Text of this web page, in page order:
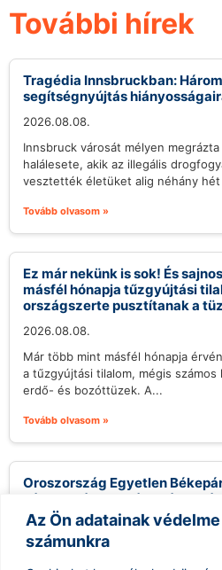
Az Ön adatainak
számunkra
További hírek
Tragédia Innsbruckban:
segítségnyújtás
2026.08.08.
Innsbruck városát mélyen
halálesete, akik az illegális
vesztették életüket alig néhány
Tovább olvasom »
Ez már nekünk is sok! És
másfél hónapja tűzgyújtási
országszerte pusztítanak a
2026.08.08.
Már több mint másfél hónapja
a tűzgyújtási tilalom, mégis
erdő- és bozóttüzek. A...
Tovább olvasom »
Oroszország Egyetlen
Támogatást Remél a
2026.08.08.
Az oroszországi liberális Jabloko
nyer mandátumot a következő